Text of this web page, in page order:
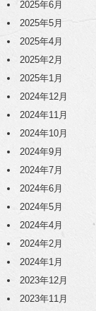
2025年6月
2025年5月
2025年4月
2025年2月
2025年1月
2024年12月
2024年11月
2024年10月
2024年9月
2024年7月
2024年6月
2024年5月
2024年4月
2024年2月
2024年1月
2023年12月
2023年11月